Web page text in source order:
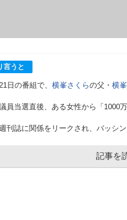
言うと
21日の番組で、 横峯さくらの父・ 横
員当選直後、ある女性から「1000
刊誌に関係をリークされ、バッシ
記事を